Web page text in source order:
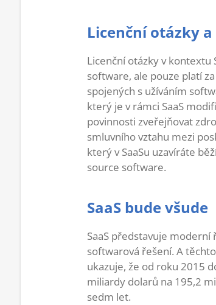
Licenční otázky
Licenční otázky v kontextu
software, ale pouze platí
spojených s užíváním
který je v rámci SaaS
povinnosti zveřejňovat
smluvního vztahu mezi
který v SaaSu uzavíráte
source software.
SaaS bude všude
SaaS představuje
softwarová řešení. A
ukazuje, že od roku 2015
miliardy dolarů na 195,2
sedm let.